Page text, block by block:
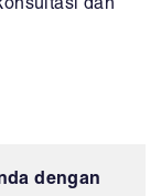
dan
dengan